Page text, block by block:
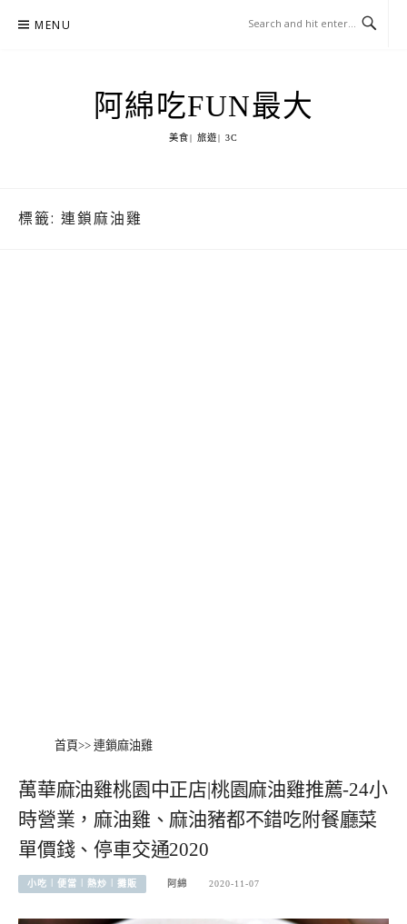
MENU
阿綿吃FUN最大
美食| 旅遊| 3C
標籤: 連鎖麻油雞
首頁>> 連鎖麻油雞
萬華麻油雞桃園中正店|桃園麻油雞推薦-24小
時營業，麻油雞、麻油豬都不錯吃附餐廳菜
單價錢、停車交通2020
小吃︱便當︱熱炒︱攤販 阿綿 2020-11-07